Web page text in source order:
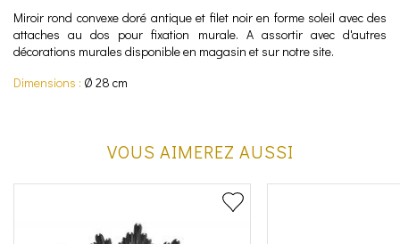
Miroir rond convexe doré antique et filet noir en forme soleil avec des
attaches au dos pour fixation murale. A assortir avec d'autres
décorations murales disponible en magasin et sur notre site.
Dimensions : Ø 28 cm
VOUS AIMEREZ AUSSI